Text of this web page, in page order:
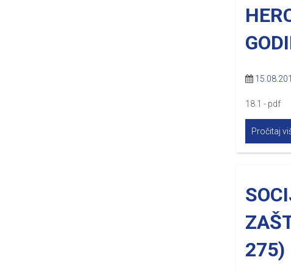
18.1 - pdf
Pročitaj
275)